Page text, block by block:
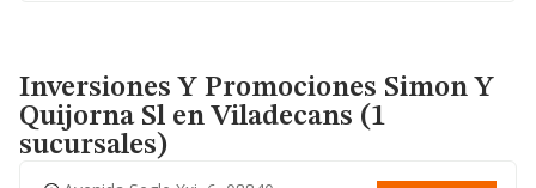
Inversiones Y Promociones Simon Y
Quijorna Sl en Viladecans (1
sucursales)